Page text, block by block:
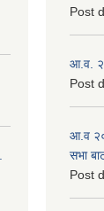
Post
आ.व.
Post
आ.व
सभा
Post